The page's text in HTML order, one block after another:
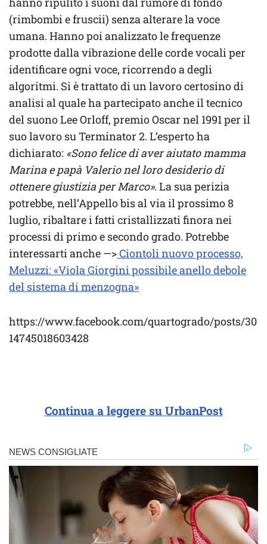
(rimbombi e fruscii) senza alterare la voce
umana. Hanno poi analizzato le frequenze
prodotte dalla vibrazione delle corde vocali per
identificare ogni voce, ricorrendo a degli
algoritmi. Si è trattato di un lavoro certosino di
analisi al quale ha partecipato anche il tecnico
del suono Lee Orloff, premio Oscar nel 1991 per il
suo lavoro su Terminator 2. L’esperto ha
dichiarato: «Sono felice di aver aiutato mamma
Marina e papà Valerio nel loro desiderio di
ottenere giustizia per Marco». La sua perizia
potrebbe, nell’Appello bis al via il prossimo 8
luglio, ribaltare i fatti cristallizzati finora nei
processi di primo e secondo grado. Potrebbe
interessarti anche —>Ciontoli nuovo processo,
Meluzzi: «Viola Giorgini possibile anello debole
del sistema di menzogna»
https://www.facebook.com/quartogrado/posts/30
14745018603428
Continua a leggere su UrbanPost